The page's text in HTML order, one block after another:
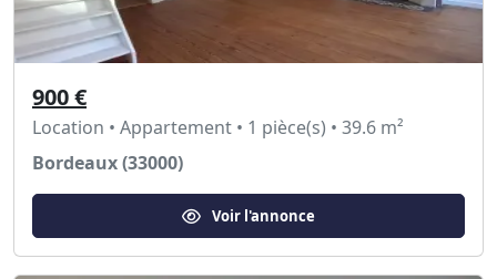
900 €
Location • Appartement • 1 pièce(s) • 39.6 m²
Bordeaux (33000)
Voir l'annonce